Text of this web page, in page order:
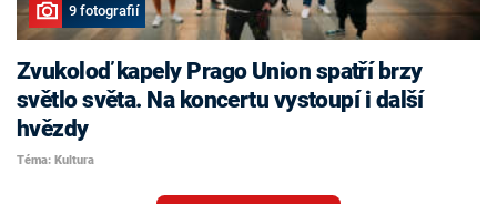
9 fotografií
Zvukoloď kapely Prago Union spatří brzy
světlo světa. Na koncertu vystoupí i další
hvězdy
Téma: Kultura